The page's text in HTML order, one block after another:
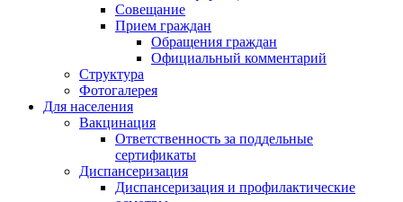
Совещание
Прием граждан
Обращения граждан
Официальный комментарий
Структура
Фотогалерея
Для населения
Вакцинация
Ответственность за поддельные
сертификаты
Диспансеризация
Диспансеризация и профилактические